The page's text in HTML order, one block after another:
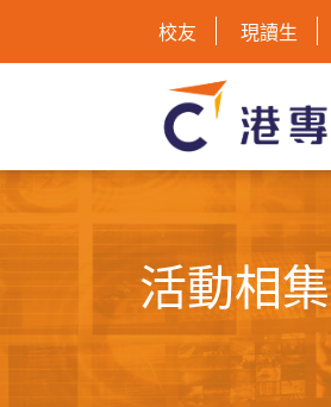
校友 現讀生
活動相集